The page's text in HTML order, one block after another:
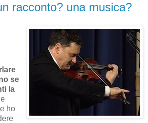
racconto? una musica?
se
la
ho